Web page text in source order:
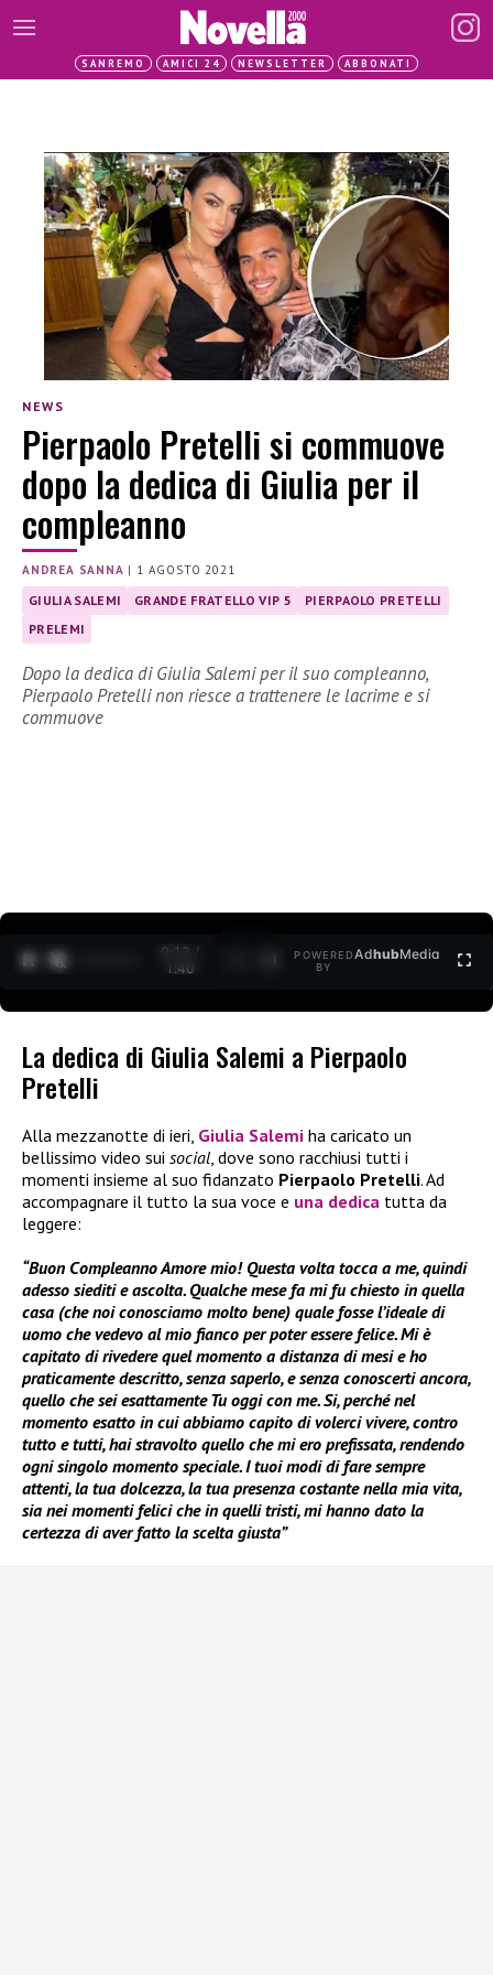
SANREMO AMICI 24 NEWSLETTER ABBONATI
NEWS
Pierpaolo Pretelli si commuove
dopo la dedica di Giulia per il
compleanno
ANDREA SANNA | 1 AGOSTO 2021
GIULIA SALEMI GRANDE FRATELLO VIP 5
PIERPAOLO PRETELLI
PRELEMI
Dopo la dedica di Giulia Salemi per il suo compleanno,
Pierpaolo Pretelli non riesce a trattenere le lacrime e si
commuove
0:12 /
1:40
POWERED
BY
AdhubMedia
La dedica di Giulia Salemi a Pierpaolo
Pretelli
Alla mezzanotte di ieri, Giulia Salemi ha caricato un
bellissimo video sui social, dove sono racchiusi tutti i
momenti insieme al suo fidanzato Pierpaolo Pretelli. Ad
accompagnare il tutto la sua voce e una dedica tutta da
leggere:
“Buon Compleanno Amore mio! Questa volta tocca a me, quindi
adesso siediti e ascolta. Qualche mese fa mi fu chiesto in quella
casa (che noi conosciamo molto bene) quale fosse l’ideale di
uomo che vedevo al mio fianco per poter essere felice. Mi è
capitato di rivedere quel momento a distanza di mesi e ho
praticamente descritto, senza saperlo, e senza conoscerti ancora,
quello che sei esattamente Tu oggi con me. Si, perché nel
momento esatto in cui abbiamo capito di volerci vivere, contro
tutto e tutti, hai stravolto quello che mi ero prefissata, rendendo
ogni singolo momento speciale. I tuoi modi di fare sempre
attenti, la tua dolcezza, la tua presenza costante nella mia vita,
sia nei momenti felici che in quelli tristi, mi hanno dato la
certezza di aver fatto la scelta giusta”